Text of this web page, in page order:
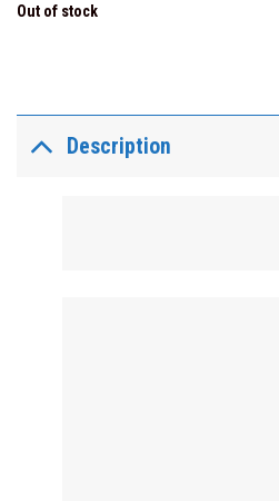
Out of stock
Description